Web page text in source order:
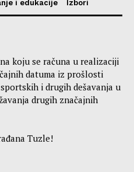
i edukacije Izbori
koju se računa u realizaciji
datuma iz prošlosti
i drugih dešavanja u
drugih značajnih
Tuzle!